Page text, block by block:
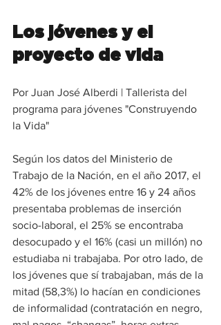
Los jóvenes y el
proyecto de vida
Por Juan José Alberdi | Tallerista del
programa para jóvenes "Construyendo
la Vida"
Según los datos del Ministerio de
Trabajo de la Nación, en el año 2017, el
42% de los jóvenes entre 16 y 24 años
presentaba problemas de inserción
socio-laboral, el 25% se encontraba
desocupado y el 16% (casi un millón) no
estudiaba ni trabajaba. Por otro lado, de
los jóvenes que sí trabajaban, más de la
mitad (58,3%) lo hacían en condiciones
de informalidad (contratación en negro,